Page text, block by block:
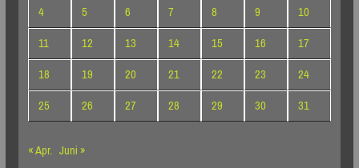
4
5 6 7 8 9
10
11
12 13 14 15 16
17
18
19 20 21 22 23
24
25
26 27 28 29 30
31
« Apr. Juni »